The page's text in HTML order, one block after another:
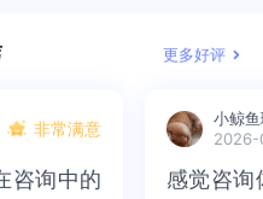
更多好评
非常满意
咨询中的
咨询中的
小鲸
感觉咨询
感觉咨询